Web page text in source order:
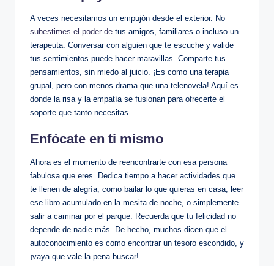
A veces necesitamos un⁢ empujón desde ‍el exterior. No
subestimes el poder de tus amigos, familiares ⁤o incluso un
terapeuta. Conversar con alguien ⁢que te ⁣escuche y ⁣valide
tus sentimientos⁤ puede hacer maravillas.‍ Comparte tus
pensamientos, sin ⁤miedo‌ al juicio.⁤ ¡Es ⁤como una terapia
grupal, ‍pero con menos drama que una telenovela! Aquí es
⁣donde la risa y la empatía se fusionan ‍para ofrecerte el
soporte que tanto⁤ necesitas.
Enfócate en ti ‍mismo
Ahora es el momento‍ de reencontrarte ⁤con esa ‌persona
fabulosa que eres. Dedica tiempo a ​hacer actividades que
⁣te llenen de alegría, como bailar lo que quieras en ⁤casa, leer
⁣ese libro acumulado en la mesita de noche, o ⁣simplemente
salir a caminar por el parque. Recuerda‍ que tu felicidad no
depende de nadie ⁣más. De hecho, muchos⁤ dicen que el
autoconocimiento es como encontrar un tesoro escondido, ‍y
¡vaya que vale ⁢la⁤ pena buscar!